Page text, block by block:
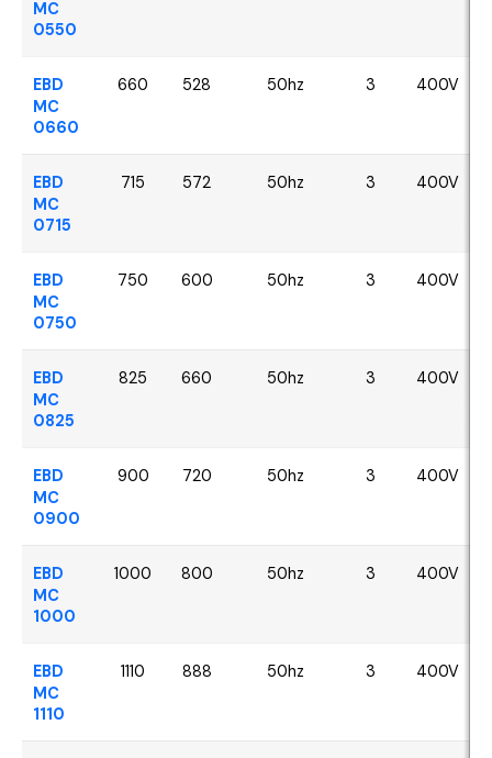
MC
0550
EBD
MC
0660
660 528 50hz 3 400V
EBD
MC
0715
715 572 50hz 3 400V
EBD
MC
0750
750 600 50hz 3 400V
EBD
MC
0825
825 660 50hz 3 400V
EBD
MC
0900
900 720 50hz 3 400V
EBD
MC
1000
1000 800 50hz 3 400V
EBD
MC
1110
1110 888 50hz 3 400V